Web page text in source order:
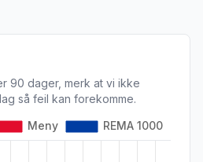
90 dager, merk at vi ikke
så feil kan forekomme.